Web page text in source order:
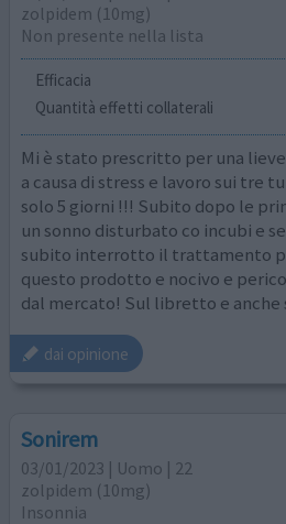
zolpidem (10mg)
Non presente nella lista
Efficacia
Quantità effetti collaterali
Mi è stato prescritto per una
a causa di stress e lavoro sui tre
solo 5 giorni !!! Subito dopo le
un sonno disturbato co incubi e
subito interrotto il trattamento
questo prodotto e nocivo e
dal mercato! Sul libretto e anche
dai opinione
Sonirem
03/01/2023 | Uomo | 22
zolpidem (10mg)
Insonnia